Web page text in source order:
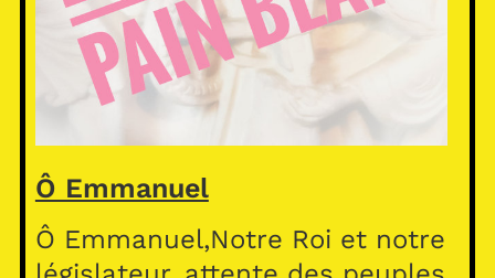
Ô Emmanuel
Ô Emmanuel,Notre Roi et notre